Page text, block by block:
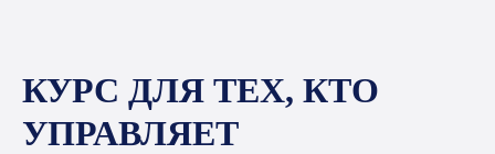
КУРС ДЛЯ ТЕХ, КТО
УПРАВЛЯЕТ